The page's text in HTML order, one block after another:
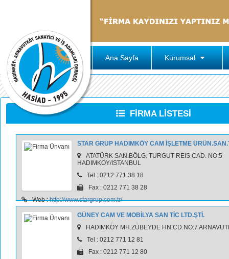
Ana Sayfa Kurumsal
FİRMA LİSTESİ
STAR GRUP HADIMKÖY CAM İŞLETME
ATATÜRK SAN.BÖLG. TURGUT REIS CAD. NO:5
HADIMKÖY/ISTANBUL
Tel : 0212 771 38 18
Fax : 0212 771 38 28
Web :http://www.stargrup.com.tr/
GÜNEY CAM VE MOBİLYA SAN TİC LTD.ŞTİ.
HADIMKÖY MH.ZÜBEYDE HN.CD.NO:7
Tel : 0212 771 12 81
Fax : 0212 771 12 80